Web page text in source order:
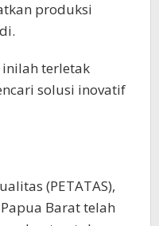
teknologi
usaha tani
dan
daerah lain,